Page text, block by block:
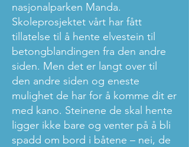
nasjonalparken Manda.
Skoleprosjektet vårt har fått
tillatelse til å hente elvestein til
betongblandingen fra den andre
siden. Men det er langt over til
den andre siden og eneste
mulighet de har for å komme dit er
med kano. Steinene de skal hente
ligger ikke bare og venter på å bli
spadd om bord i båtene – nei, de